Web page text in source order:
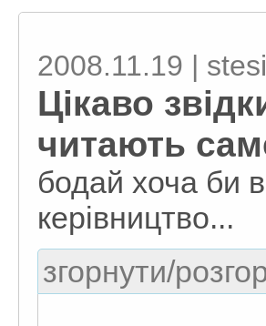
2008.11.19 |
Цікаво
читають
бодай хоча би
керівництво...
згорнути/